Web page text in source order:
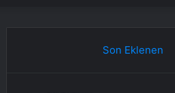
Son Eklenen